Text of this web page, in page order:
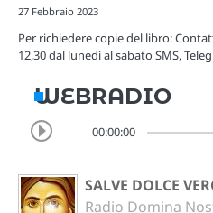
27 Febbraio 2023
Per richiedere copie del libro:
12,30 dal lunedì al sabato SMS,
WEBRADIO
00:00:00
SALVE DOLCE
Radio Domina